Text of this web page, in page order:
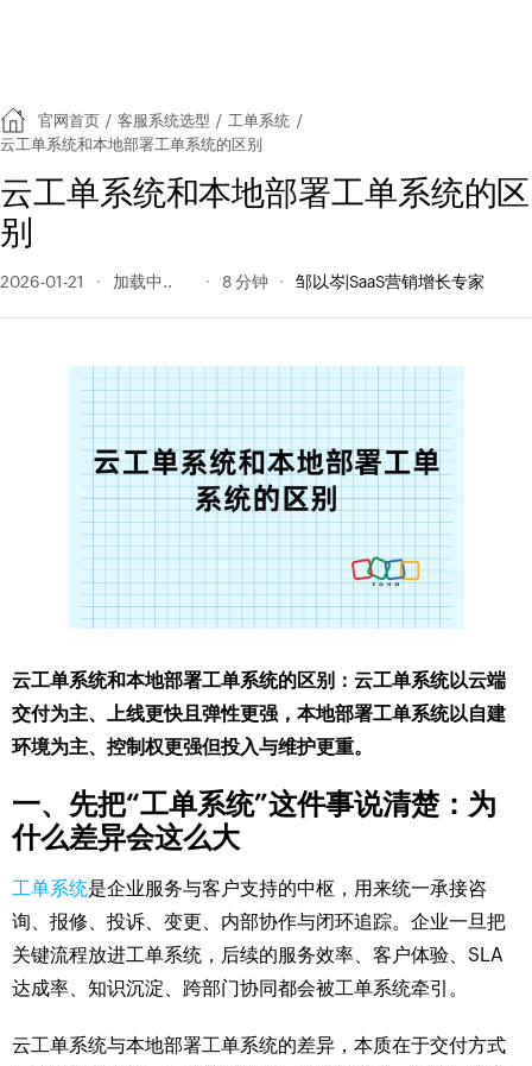
官网首页 / 客服系统选型 / 工单系统 /
云工单系统和本地部署工单系统的区别
云工单系统和本地部署工单系统的区
别
2026-01-21 108 阅读量 8 分钟 邹以岑|SaaS营销增长专家
云工单系统和本地部署工单系统的区别：云工单系统以云端
交付为主、上线更快且弹性更强，本地部署工单系统以自建
环境为主、控制权更强但投入与维护更重。
一、先把“工单系统”这件事说清楚：为
什么差异会这么大
工单系统是企业服务与客户支持的中枢，用来统一承接咨
询、报修、投诉、变更、内部协作与闭环追踪。企业一旦把
关键流程放进工单系统，后续的服务效率、客户体验、SLA
达成率、知识沉淀、跨部门协同都会被工单系统牵引。
云工单系统与本地部署工单系统的差异，本质在于交付方式